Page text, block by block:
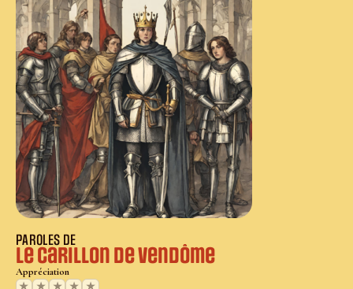
PAROLES DE
Le carillon de Vendôme
Appréciation